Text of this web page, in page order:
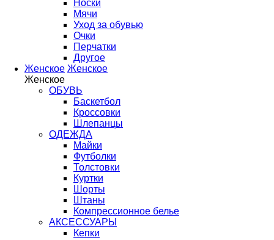
Носки
Мячи
Уход за обувью
Очки
Перчатки
Другое
Женское Женское
Женское
ОБУВЬ
Баскетбол
Кроссовки
Шлепанцы
ОДЕЖДА
Майки
Футболки
Толстовки
Куртки
Шорты
Штаны
Компрессионное белье
АКСЕССУАРЫ
Кепки